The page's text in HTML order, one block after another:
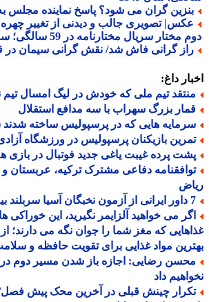
گران می شود؟ پاسخ نماینده مجلس به
تصویری جالب و دیدنی از تغییر چهره
مختار سریال مختارنامه در 59 سالگی؛ سال 1404
گرانی فاش شد/ نقش گرانی سیمان در
داغ:
تیم ملی که خودش در لیگ امسال تیم
بزرگ سهراب با سه مدافع استقلال
هایی که در پرسپولیس ساخته شدند
بازیکنان پرسپولیس در ورزشگاه آزادی
پرده غیبت یاغی جدید فوتبال در بازی های
دفاعی مشترک ترکیه، عربستان و
می خواهید آلزایمر نگیرید، این خوراکی ها
که مغز شما را جوان نگه می دارند؛ از
مواد غذایی برای تقویت حافظه و سلامت
رضایی: اجازه باز شدن مسیر دوم در
داد
چینش قبلی در آخرین محک پیش فصل/